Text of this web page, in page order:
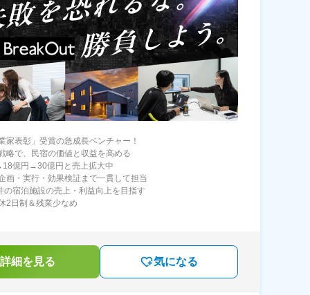
家表彰」受賞の急成長ベンチャー！
略で、民宿の価値と収益を高める
億円→30億円と売上拡大中
画・実行・効果検証まで一貫して担当
宿泊施設の売上・利益向上を目指す
2日制＆残業少なめ
細を見る 気になる